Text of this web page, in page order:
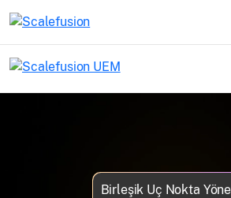
Birleşik Uç Nokta